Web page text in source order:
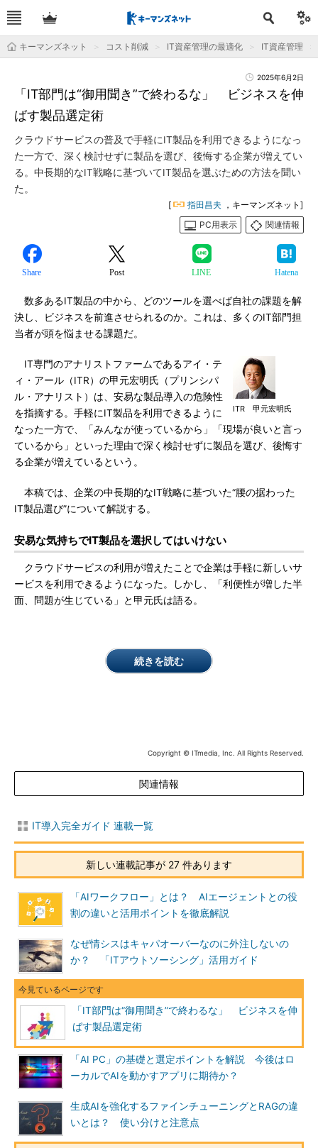
キーマンズネット コスト削減 IT資産管理の最適化 IT資産管理
2025年6月2日
「IT部門は“御用聞き”で終わるな」 ビジネスを伸
ばす製品選定術
クラウドサービスの普及で手軽にIT製品を利用できるようになっ
た一方で、深く検討せずに製品を選び、後悔する企業が増えてい
る。中長期的なIT戦略に基づいてIT製品を選ぶための方法を聞い
た。
[ 指田昌夫 ，キーマンズネット]
PC用表示
関連情報
Share Post LINE Hatena
数多あるIT製品の中から、どのツールを選べば自社の課題を解
決し、ビジネスを前進させられるのか。これは、多くのIT部門担
当者が頭を悩ませる課題だ。
ITR 甲元宏明氏
IT専門のアナリストファームであるアイ・テ
ィ・アール（ITR）の甲元宏明氏（プリンシパ
ル・アナリスト）は、安易な製品導入の危険性
を指摘する。手軽にIT製品を利用できるように
なった一方で、「みんなが使っているから」「現場が良いと言っ
ているから」といった理由で深く検討せずに製品を選び、後悔す
る企業が増えているという。
本稿では、企業の中長期的なIT戦略に基づいた“腰の据わった
IT製品選び”について解説する。
安易な気持ちでIT製品を選択してはいけない
クラウドサービスの利用が増えたことで企業は手軽に新しいサ
ービスを利用できるようになった。しかし、「利便性が増した半
面、問題が生じている」と甲元氏は語る。
続きを読む
Copyright © ITmedia, Inc. All Rights Reserved.
関連情報
IT導入完全ガイド 連載一覧
新しい連載記事が 27 件あります
「AIワークフロー」とは？ AIエージェントとの役
割の違いと活用ポイントを徹底解説
なぜ情シスはキャパオーバーなのに外注しないの
か？ 「ITアウトソーシング」活用ガイド
「IT部門は“御用聞き”で終わるな」 ビジネスを伸
ばす製品選定術
「AI PC」の基礎と選定ポイントを解説 今後はロ
ーカルでAIを動かすアプリに期待か？
生成AIを強化するファインチューニングとRAGの違
いとは？ 使い分けと注意点